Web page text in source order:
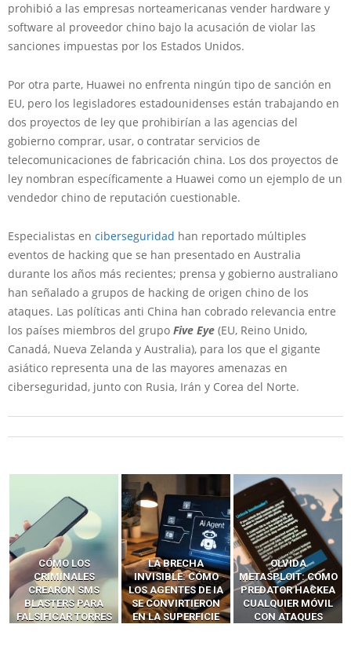
prohibió a las empresas norteamericanas vender hardware y
software al proveedor chino bajo la acusación de violar las
sanciones impuestas por los Estados Unidos.
Por otra parte, Huawei no enfrenta ningún tipo de sanción en
EU, pero los legisladores estadounidenses están trabajando en
dos proyectos de ley que prohibirían a las agencias del
gobierno comprar, usar, o contratar servicios de
telecomunicaciones de fabricación china. Los dos proyectos de
ley nombran específicamente a Huawei como un ejemplo de un
vendedor chino de reputación cuestionable.
Especialistas en ciberseguridad han reportado múltiples
eventos de hacking que se han presentado en Australia
durante los años más recientes; prensa y gobierno australiano
han señalado a grupos de hacking de origen chino de los
ataques. Las políticas anti China han cobrado relevancia entre
los países miembros del grupo Five Eye (EU, Reino Unido,
Canadá, Nueva Zelanda y Australia), para los que el gigante
asiático representa una de las mayores amenazas en
ciberseguridad, junto con Rusia, Irán y Corea del Norte.
LA BRECHA
INVISIBLE: CÓMO
LOS AGENTES DE IA
SE CONVIRTIERON
EN LA SUPERFICIE
OLVIDA
METASPLOIT: CÓMO
PREDATOR HACKEA
CUALQUIER MÓVIL
CON ATAQUES
CÓMO LOS HACKERS
INTERCEPTAN OTPS
Y LLAMADAS
MÓVILES SIN
‘HACKEAR’ — EL